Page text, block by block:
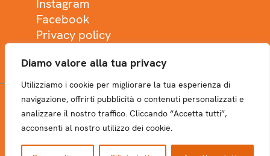
Diamo valore alla tua privacy
Utilizziamo i cookie per migliorare la tua esperienza di
navigazione, offrirti pubblicità o contenuti personalizzati e
analizzare il nostro traffico. Cliccando “Accetta tutti”,
acconsenti al nostro utilizzo dei cookie.
Instagram
Facebook
Privacy policy
NEWSLETTER